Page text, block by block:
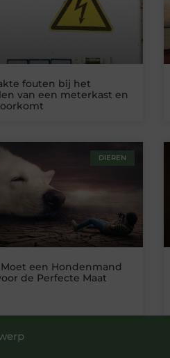
fouten bij het
van een meterkast en
DIEREN
een Hondenmand
de Perfecte Maat